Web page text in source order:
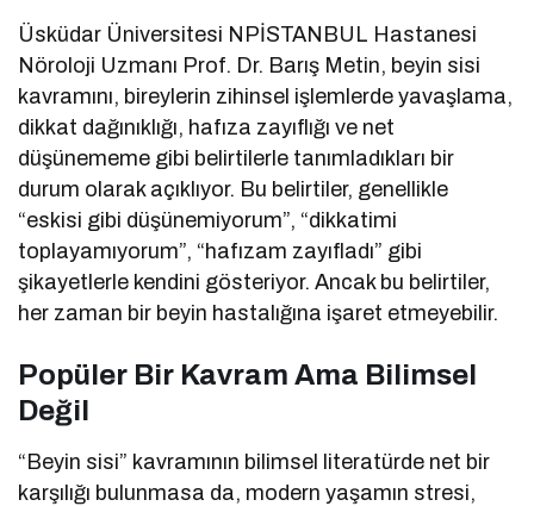
Üsküdar Üniversitesi NPİSTANBUL Hastanesi
Nöroloji Uzmanı Prof. Dr. Barış Metin, beyin sisi
kavramını, bireylerin zihinsel işlemlerde yavaşlama,
dikkat dağınıklığı, hafıza zayıflığı ve net
düşünememe gibi belirtilerle tanımladıkları bir
durum olarak açıklıyor. Bu belirtiler, genellikle
“eskisi gibi düşünemiyorum”, “dikkatimi
toplayamıyorum”, “hafızam zayıfladı” gibi
şikayetlerle kendini gösteriyor. Ancak bu belirtiler,
her zaman bir beyin hastalığına işaret etmeyebilir.
Popüler Bir Kavram Ama Bilimsel
Değil
“Beyin sisi” kavramının bilimsel literatürde net bir
karşılığı bulunmasa da, modern yaşamın stresi,